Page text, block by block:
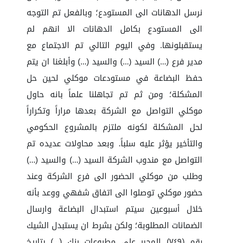
نرسل الدهانات الى المستودع؛ وبالفعل تم التوجه
الى المستودع بكامل الدهانات الا انهم لم
يستقبلونها. وفي اليوم التالي تم الاجتماع مع
مدير فرع (...) السيد (...) والسيد (...) وأبلغنا ان يتم
حفظ البضاعة في مستودعات موكلي لحين حل
المشكلة؛ ومن ثم تم تجاهلنا علماً بانه حاول
موكلي التواصل مع الشركة بعدها مراراً وتكراراً
لحل المشكلة لكونه ملتزم بالمشروع الحكومي
والتأخير يؤثر عليه سلباً. وبعد محاولات عديده تم
التواصل مع مندوب الشركة السيد (...) والسيد (...)
وطلب من موكلي الحضور الى فرع الشركة وعند
حضور موكلي توصلوا الى اتفاق شفهي ووعد بأنه
خلال أسبوعين سيتم استبدال البضاعة وارسال
الضمانات المطلوبة؛ ولكن بشرط ان يستبدل الشيك